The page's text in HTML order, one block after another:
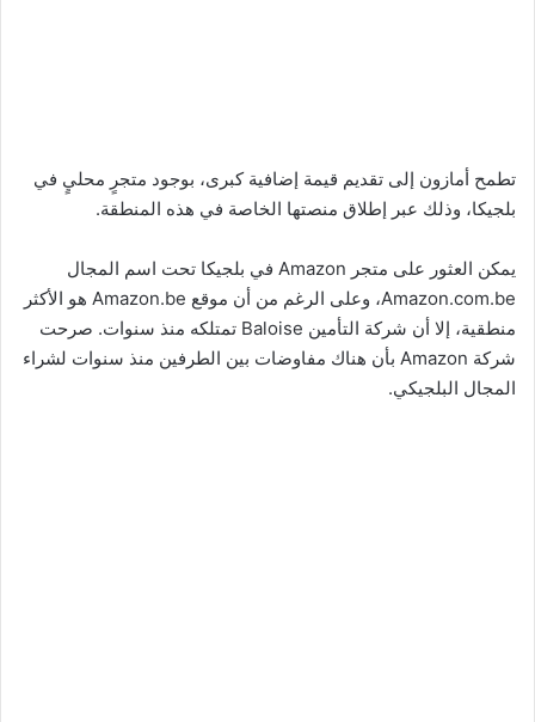
تطمح أمازون إلى تقديم قيمة إضافية كبرى، بوجود متجرٍ محليٍ في
بلجيكا، وذلك عبر إطلاق منصتها الخاصة في هذه المنطقة.
يمكن العثور على متجر Amazon في بلجيكا تحت اسم المجال
Amazon.com.be، وعلى الرغم من أن موقع Amazon.be هو الأكثر
منطقية، إلا أن شركة التأمين Baloise تمتلكه منذ سنوات. صرحت
شركة Amazon بأن هناك مفاوضات بين الطرفين منذ سنوات لشراء
المجال البلجيكي.